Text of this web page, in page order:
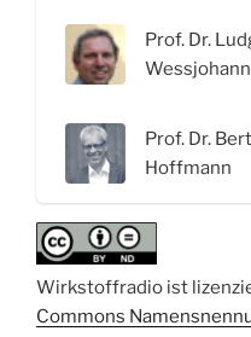
Prof. Dr.
Wessjohann
Prof. Dr. Bert
Hoffmann
Wirkstoffradio ist
Commons